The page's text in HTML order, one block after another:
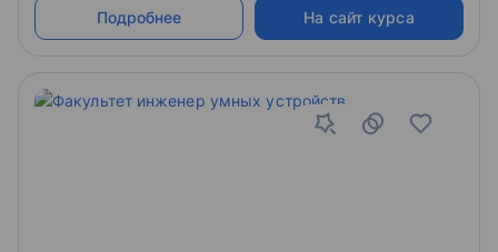
Подробнее На сайт курса